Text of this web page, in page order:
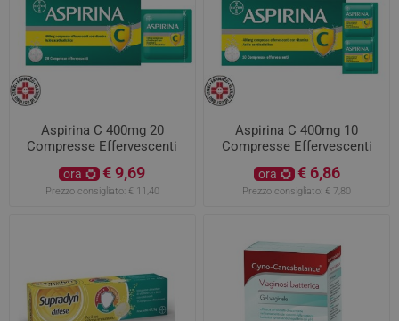
Aspirina C 400mg 20
Compresse Effervescenti
ora € 9,69
Prezzo consigliato: € 11,40
Aspirina C 400mg 10
Compresse Effervescenti
ora € 6,86
Prezzo consigliato: € 7,80